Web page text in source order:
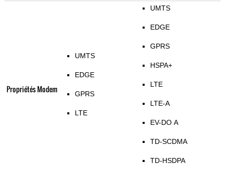
Propriétés Modem
UMTS
EDGE
GPRS
LTE
UMTS
EDGE
GPRS
HSPA+
LTE
LTE-A
EV-DO A
TD-SCDMA
TD-HSDPA